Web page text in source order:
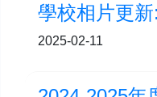
學校相片更
2025-02-11